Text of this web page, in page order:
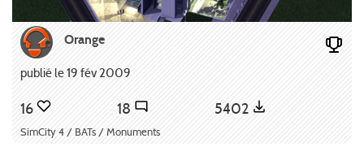
Orange
publié le 19 fév 2009
16 18 5402
SimCity 4 / BATs / Monuments